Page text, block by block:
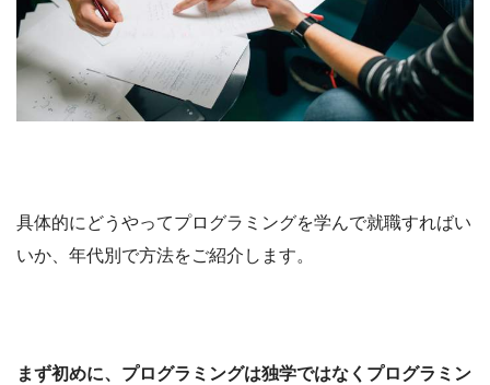
具体的にどうやってプログラミングを学んで就職すればい
いか、年代別で方法をご紹介します。
まず初めに、プログラミングは独学ではなくプログラミン